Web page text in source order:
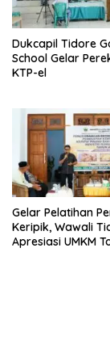
Dukcapil Tidore
School Gelar
KTP-el
Gelar Pelatihan
Keripik, Wawali
Apresiasi UMKM